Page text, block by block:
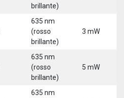
brillante)
635 nm
(rosso
brillante)
3 mW
635 nm
(rosso
brillante)
5 mW
635 nm